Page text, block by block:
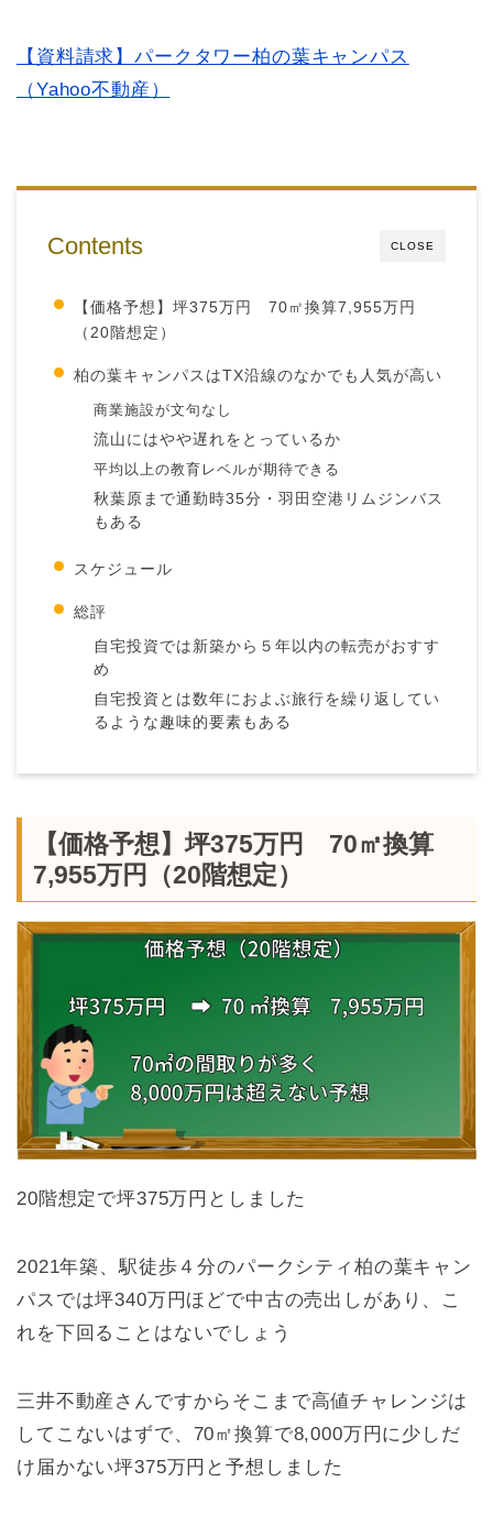
【資料請求】パークタワー柏の葉キャンパス
（Yahoo不動産）
CLOSE
Contents
【価格予想】坪375万円 70㎡換算7,955万円
（20階想定）
柏の葉キャンパスはTX沿線のなかでも人気が高い
商業施設が文句なし
流山にはやや遅れをとっているか
平均以上の教育レベルが期待できる
秋葉原まで通勤時35分・羽田空港リムジンバス
もある
スケジュール
総評
自宅投資では新築から５年以内の転売がおすす
め
自宅投資とは数年におよぶ旅行を繰り返してい
るような趣味的要素もある
【価格予想】坪375万円 70㎡換算
7,955万円（20階想定）
20階想定で坪375万円としました
2021年築、駅徒歩４分のパークシティ柏の葉キャン
パスでは坪340万円ほどで中古の売出しがあり、こ
れを下回ることはないでしょう
三井不動産さんですからそこまで高値チャレンジは
してこないはずで、70㎡換算で8,000万円に少しだ
け届かない坪375万円と予想しました